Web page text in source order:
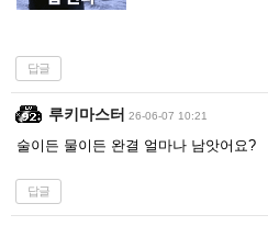
답글
루키마스터 26-06-07 10:21
술이든 물이든 완결 얼마나 남앗어요?
답글